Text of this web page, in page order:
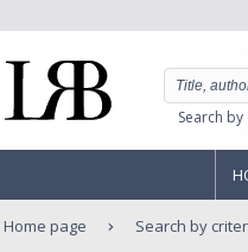
Search
Home page Search by